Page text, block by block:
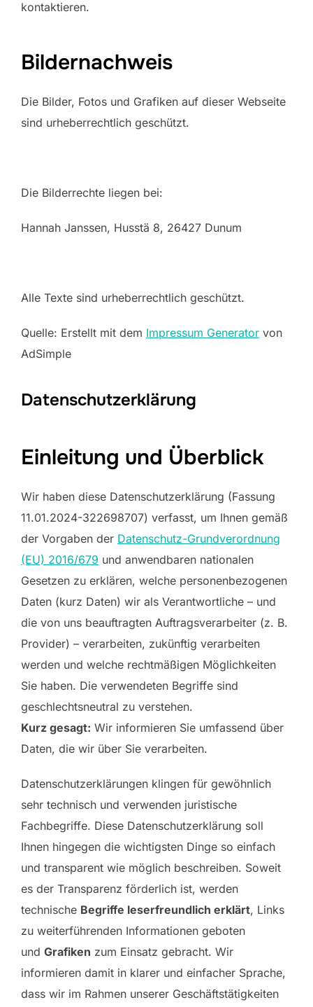
kontaktieren.
Bildernachweis
Die Bilder, Fotos und Grafiken auf dieser Webseite
sind urheberrechtlich geschützt.
Die Bilderrechte liegen bei:
Hannah Janssen, Husstä 8, 26427 Dunum
Alle Texte sind urheberrechtlich geschützt.
Quelle: Erstellt mit dem Impressum Generator von
AdSimple
Datenschutzerklärung
Einleitung und Überblick
Wir haben diese Datenschutzerklärung (Fassung
11.01.2024-322698707) verfasst, um Ihnen gemäß
der Vorgaben der Datenschutz-Grundverordnung
(EU) 2016/679 und anwendbaren nationalen
Gesetzen zu erklären, welche personenbezogenen
Daten (kurz Daten) wir als Verantwortliche – und
die von uns beauftragten Auftragsverarbeiter (z. B.
Provider) – verarbeiten, zukünftig verarbeiten
werden und welche rechtmäßigen Möglichkeiten
Sie haben. Die verwendeten Begriffe sind
geschlechtsneutral zu verstehen.
Kurz gesagt: Wir informieren Sie umfassend über
Daten, die wir über Sie verarbeiten.
Datenschutzerklärungen klingen für gewöhnlich
sehr technisch und verwenden juristische
Fachbegriffe. Diese Datenschutzerklärung soll
Ihnen hingegen die wichtigsten Dinge so einfach
und transparent wie möglich beschreiben. Soweit
es der Transparenz förderlich ist, werden
technische Begriffe leserfreundlich erklärt, Links
zu weiterführenden Informationen geboten
und Grafiken zum Einsatz gebracht. Wir
informieren damit in klarer und einfacher Sprache,
dass wir im Rahmen unserer Geschäftstätigkeiten